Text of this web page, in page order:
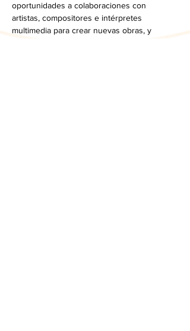
oportunidades a colaboraciones con
artistas, compositores e intérpretes
multimedia para crear nuevas obras, y